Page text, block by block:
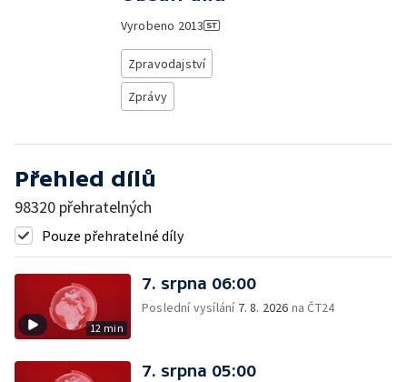
Vyrobeno 2013
Zpravodajství
Zprávy
Přehled dílů
98320 přehratelných
Pouze přehratelné díly
12 min
7. srpna 06:00
Poslední vysílání 7. 8. 2026 na ČT24
7. srpna 05:00